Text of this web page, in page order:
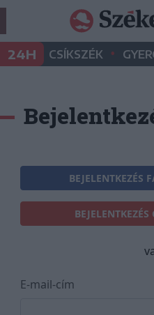
24H CSÍKSZÉK •
BEJELENTKEZÉS
E-mail-cím